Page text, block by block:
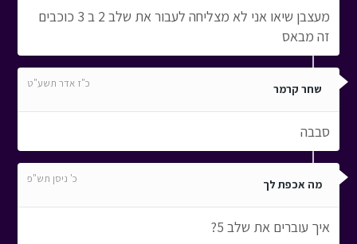
מעצבן שיאו אני לא מצליחה לעבור את שלב 2 ב 3 כוכבים
זה מבאס
שחר קרמר כ"ז אדר תשע"ט
סבבה
מה אכפת לך כ' ניסן תש"פ
איך עוברים את שלב 5?